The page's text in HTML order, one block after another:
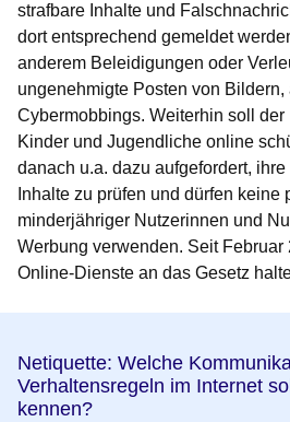
strafbare Inhalte und
dort entsprechend gemeldet
anderem Beleidigungen oder
ungenehmigte Posten von
Cybermobbings. Weiterhin soll der
Kinder und Jugendliche online
danach u.a. dazu aufgefordert,
Inhalte zu prüfen und dürfen keine
minderjähriger Nutzerinnen und
Werbung verwenden. Seit
Online-Dienste an das Gesetz
Netiquette: Welche
Verhaltensregeln im Internet
kennen?